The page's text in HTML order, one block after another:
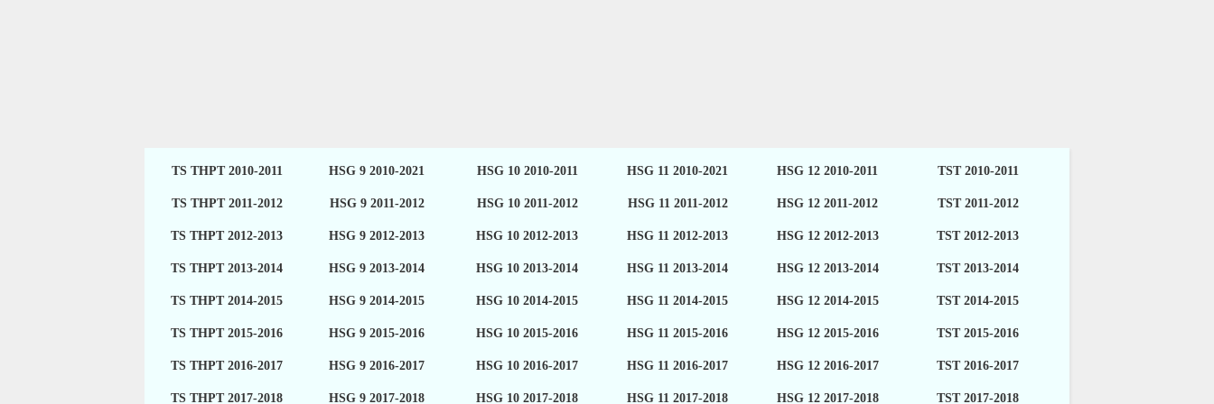
TS THPT 2010-2011 HSG 9 2010-2021
TS THPT 2011-2012 HSG 9 2011-2012
TS THPT 2012-2013 HSG 9 2012-2013
TS THPT 2013-2014 HSG 9 2013-2014
TS THPT 2014-2015 HSG 9 2014-2015
TS THPT 2015-2016 HSG 9 2015-2016
TS THPT 2016-2017 HSG 9 2016-2017
TS THPT 2017-2018 HSG 9 2017-2018
HSG 10 2010-2011 HSG 11 2010-2021
HSG 10 2011-2012 HSG 11 2011-2012
HSG 10 2012-2013 HSG 11 2012-2013
HSG 10 2013-2014 HSG 11 2013-2014
HSG 10 2014-2015 HSG 11 2014-2015
HSG 10 2015-2016 HSG 11 2015-2016
HSG 10 2016-2017 HSG 11 2016-2017
HSG 10 2017-2018 HSG 11 2017-2018
HSG 12 2010-2011 TST 2010-2011
HSG 12 2011-2012 TST 2011-2012
HSG 12 2012-2013 TST 2012-2013
HSG 12 2013-2014 TST 2013-2014
HSG 12 2014-2015 TST 2014-2015
HSG 12 2015-2016 TST 2015-2016
HSG 12 2016-2017 TST 2016-2017
HSG 12 2017-2018 TST 2017-2018